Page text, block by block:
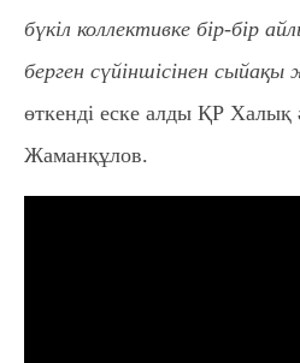
бүкіл коллективке бір-бір
берген сүйіншісінен
өткенді еске алды ҚР Халық
Жаманқұлов.